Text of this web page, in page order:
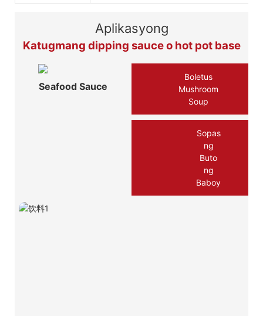
Aplikasyong
Katugmang dipping sauce o hot pot base
Seafood Sauce
Boletus
Mushroom
Soup
Sopas
ng
Buto
ng
Baboy